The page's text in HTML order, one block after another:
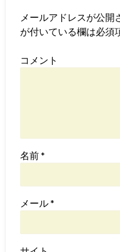
メールアドレスが公開
が付いている欄は必須
コメント
名前*
メール*